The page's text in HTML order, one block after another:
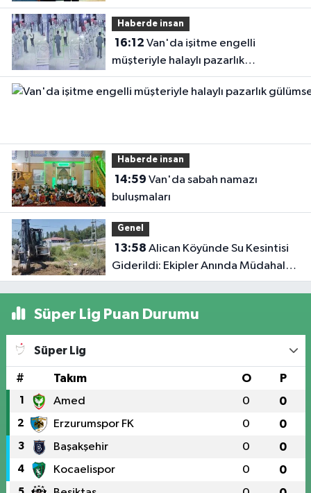
Haberde insan
16:12
müşteriyle halaylı pazarlık
gülümsetti
Haberde insan
14:59
buluşmaları
Genel
13:58
Giderildi: Ekipler Anında Müdahale
Etti
Süper Lig Puan Durumu
Süper Lig
# Takım O P
1 Amed 0 0
2 Erzurumspor FK 0 0
3 Başakşehir 0 0
4 Kocaelispor 0 0